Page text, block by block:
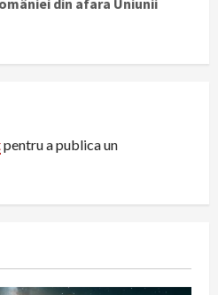
din afara Uniunii
pentru a publica un